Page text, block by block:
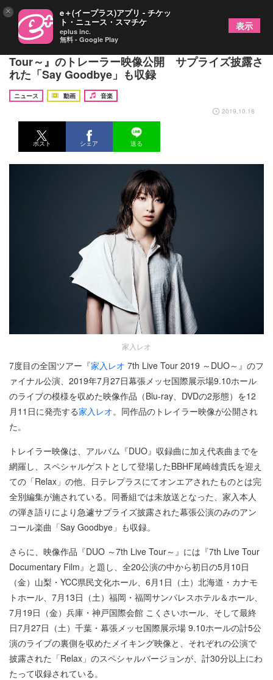
家入レオ、最新ライブ映像作品『DUO ～7th Live
Tour～』のトレーラー映像公開 サプライズ披露さ
れた「Say Goodbye」も収録
ニュース 動画
音楽
2019.10.18
ポスト シェア 送る
家入レオ
7度目の全国ツアー『家入レオ 7th Live Tour 2019 ～DUO～』のフ
ァイナル公演、2019年7月27日幕張メッセ国際展示場9.10ホール
のライブの模様を収めた映像作品（Blu-ray、DVDの2形態）を12
月11日に発売する家入レオ。同作品のトレイラー映像が公開され
た。
トレイラー映像は、アルバム『DUO』収録曲に加え代表曲までを
網羅し、スペシャルゲストとして登場したBBHF尾崎雄貴氏を迎え
ての「Relax」の他、日テレプラスにてオンエアされたものとは完
全別編集が施されている。同番組では未放送となった、家入本人
の弾き語りにより急遽サプライズ披露された幕張公演のみのアン
コール楽曲「Say Goodbye」も収録。
さらに、映像作品『DUO ～7th Live Tour～』には『7th Live Tour
Documentary Film』と題し、全20公演の中から初日の5月10日
（金）山梨・YCC県民文化ホール、6月1日（土）北海道・カナモ
トホール、7月13日（土）福岡・福岡サンパレスホテル＆ホール、
7月19日（金）兵庫・神戸国際会館 こくさいホール、そして最終
日7月27日（土）千葉・幕張メッセ国際展示場 9.10ホールの計5公
演のライブの裏側を収めたメイキング映像と、それぞれの公演で
披露された「Relax」のスペシャルバージョンが、計30分以上にわ
たって収録されている。
× e＋(イープラス)アプリ - チケッ
ト・ニュース・スマチケ
eplus inc.
無料 - Google Play
表示